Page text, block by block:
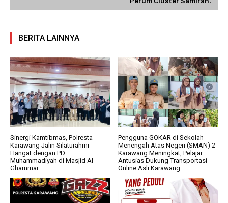
BERITA LAINNYA
Sinergi Kamtibmas, Polresta
Karawang Jalin Silaturahmi
Hangat dengan PD
Muhammadiyah di Masjid Al-
Ghammar
Pengguna GOKAR di Sekolah
Menengah Atas Negeri (SMAN) 2
Karawang Meningkat, Pelajar
Antusias Dukung Transportasi
Online Asli Karawang